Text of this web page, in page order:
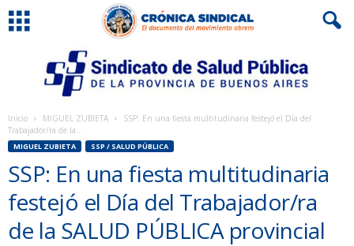
Inicio MIGUEL ZUBIETA
SSP: En una fiesta multitudinaria festejó el Día del
Trabajador/ra de la...
MIGUEL ZUBIETA SSP / SALUD PÚBLICA
SSP: En una fiesta multitudinaria
festejó el Día del Trabajador/ra
de la SALUD PÚBLICA provincial